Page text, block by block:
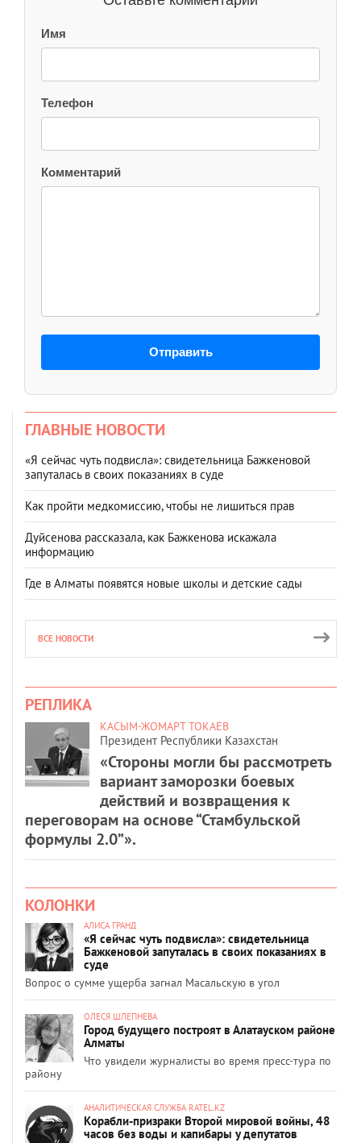
Имя
Телефон
Комментарий
Отправить
ГЛАВНЫЕ НОВОСТИ
«Я сейчас чуть подвисла»: свидетельница Бажкеновой
запуталась в своих показаниях в суде
Как пройти медкомиссию, чтобы не лишиться прав
Дуйсенова рассказала, как Бажкенова искажала
информацию
Где в Алматы появятся новые школы и детские сады
ВСЕ НОВОСТИ
РЕПЛИКА
КАСЫМ-ЖОМАРТ ТОКАЕВ
Президент Республики Казахстан
«Стороны могли бы рассмотреть
вариант заморозки боевых
действий и возвращения к
переговорам на основе “Стамбульской
формулы 2.0”».
КОЛОНКИ
АЛИСА ГРАНД
«Я сейчас чуть подвисла»: свидетельница
Бажкеновой запуталась в своих показаниях в
суде
Вопрос о сумме ущерба загнал Масальскую в угол
ОЛЕСЯ ШЛЕПНЕВА
Город будущего построят в Алатауском районе
Алматы
Что увидели журналисты во время пресс-тура по
району
АНАЛИТИЧЕСКАЯ СЛУЖБА RATEL.KZ
Корабли-призраки Второй мировой войны, 48
часов без воды и капибары у депутатов